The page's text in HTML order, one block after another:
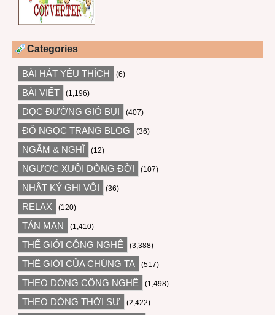
Categories
BÀI HÁT YÊU THÍCH (6)
BÀI VIẾT (1,196)
DỌC ĐƯỜNG GIÓ BỤI (407)
ĐỖ NGỌC TRANG BLOG (36)
NGẪM & NGHĨ (12)
NGƯỢC XUÔI DÒNG ĐỜI (107)
NHẬT KÝ GHI VỘI (36)
RELAX (120)
TẢN MẠN (1,410)
THẾ GIỚI CÔNG NGHỆ (3,388)
THẾ GIỚI CỦA CHÚNG TA (517)
THEO DÒNG CÔNG NGHỆ (1,498)
THEO DÒNG THỜI SỰ (2,422)